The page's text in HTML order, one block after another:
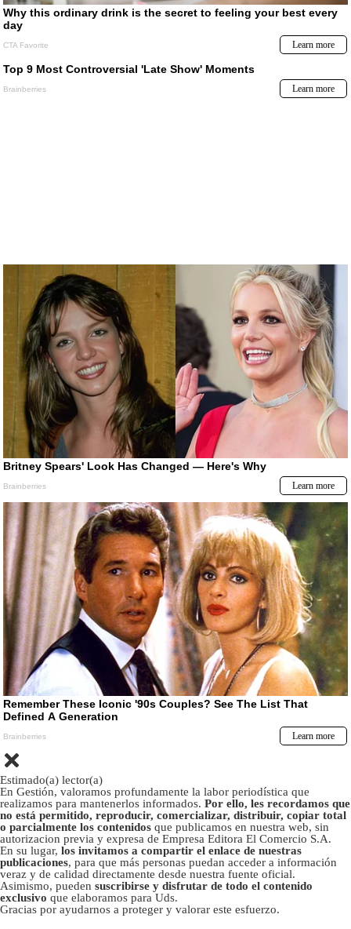
Estimado(a) lector(a)
En Gestión, valoramos profundamente la labor periodística que
realizamos para mantenerlos informados. Por ello, les recordamos que
no está permitido, reproducir, comercializar, distribuir, copiar total
o parcialmente los contenidos que publicamos en nuestra web, sin
autorizacion previa y expresa de Empresa Editora El Comercio S.A.
En su lugar, los invitamos a compartir el enlace de nuestras
publicaciones, para que más personas puedan acceder a información
veraz y de calidad directamente desde nuestra fuente oficial.
Asimismo, pueden suscribirse y disfrutar de todo el contenido
exclusivo que elaboramos para Uds.
Gracias por ayudarnos a proteger y valorar este esfuerzo.